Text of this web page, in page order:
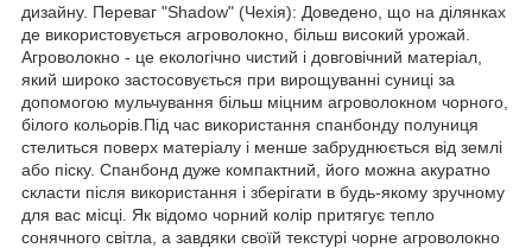
дизайну. Переваг "Shadow" (Чехія): Доведено, що на ділянках
де використовується агроволокно, більш високий урожай.
Агроволокно - це екологічно чистий і довговічний матеріал,
який широко застосовується при вирощуванні суниці за
допомогою мульчування більш міцним агроволокном чорного,
білого кольорів.Під час використання спанбонду полуниця
стелиться поверх матеріалу і менше забруднюється від землі
або піску. Спанбонд дуже компактний, його можна акуратно
скласти після використання і зберігати в будь-якому зручному
для вас місці. Як відомо чорний колір притягує тепло
сонячного світла, а завдяки своїй текстурі чорне агроволокно